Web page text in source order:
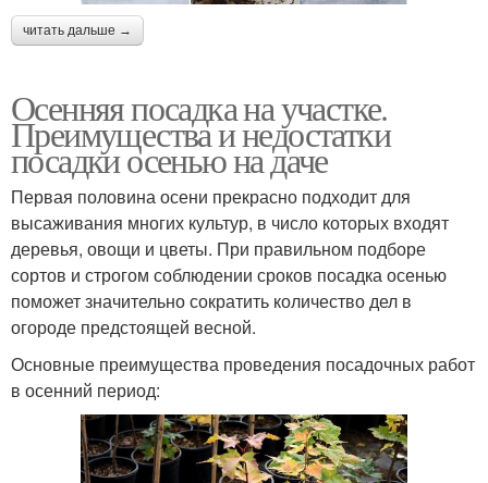
читать дальше →
Осенняя посадка на участке.
Преимущества и недостатки
посадки осенью на даче
Первая половина осени прекрасно подходит для
высаживания многих культур, в число которых входят
деревья, овощи и цветы. При правильном подборе
сортов и строгом соблюдении сроков посадка осенью
поможет значительно сократить количество дел в
огороде предстоящей весной.
Основные преимущества проведения посадочных работ
в осенний период: